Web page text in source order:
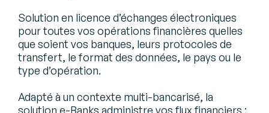
Solution en licence d’échanges électroniques
pour toutes vos opérations financières quelles
que soient vos banques, leurs protocoles de
transfert, le format des données, le pays ou le
type d’opération.
Adapté à un contexte multi-bancarisé, la
solution e-Banks administre vos flux financiers :